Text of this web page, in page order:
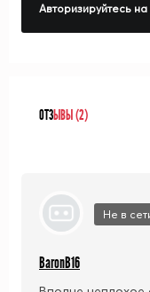
Авторизируйтесь
ОТЗЫВЫ (2)
Не в
BaronB16